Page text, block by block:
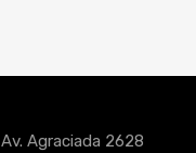
Av. Agraciada 2628